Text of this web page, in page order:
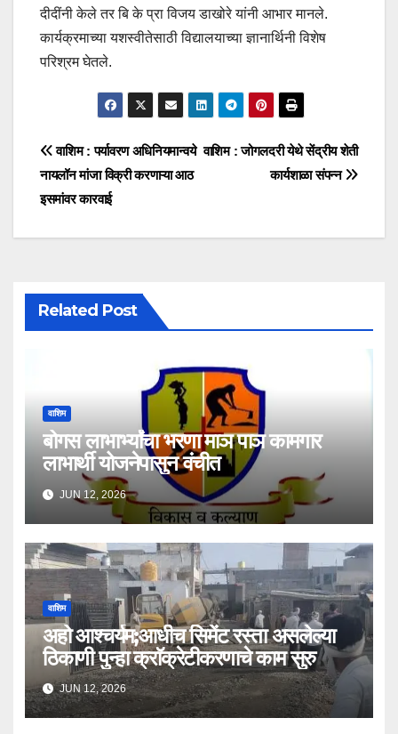
दीदींनी केले तर बि के प्रा विजय डाखोरे यांनी आभार मानले.
कार्यक्रमाच्या यशस्वीतेसाठी विद्यालयाच्या ज्ञानार्थिनी विशेष
परिश्रम घेतले.
वाशिम : जोगलदरी येथे सेंद्रीय शेती
कार्यशाळा संपन्न
वाशिम : पर्यावरण अधिनियमान्वये
नायलॉन मांजा विक्री करणाऱ्या आठ
इसमांवर कारवाई
Related Post
वाशिम
बोगस लाभार्भ्यांचा भरणा माञ पाञ कामगार
लाभार्थी योजनेपासुन वंचीत
JUN 12, 2026
वाशिम
अहो आश्चर्यम;आधीच सिमेंट रस्ता असलेल्या
ठिकाणी पुन्हा क्राॅक्रेटीकरणाचे काम सुरु
JUN 12, 2026